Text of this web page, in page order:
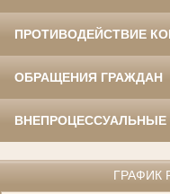
ПРОТИВОДЕЙСТВИЕ
ОБРАЩЕНИЯ ГРАЖДАН
ГРАФИК